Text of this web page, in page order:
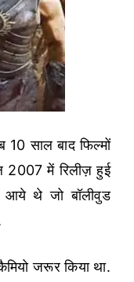
10 साल बाद फिल्मों
2007 में रिलीज़ हुई
आये थे जो बॉलीवुड
जरूर किया था.